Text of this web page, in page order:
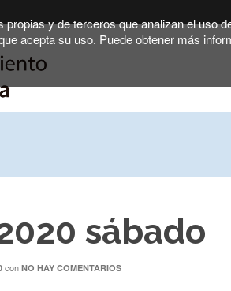
y de terceros que analizan el uso
acepta su uso. Puede obtener más
sábado
con NO HAY COMENTARIOS